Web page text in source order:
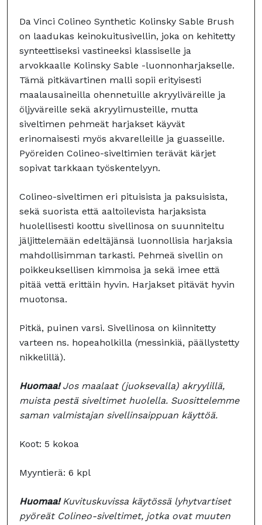
Da Vinci Colineo Synthetic Kolinsky Sable Brush
on laadukas keinokuitusivellin, joka on kehitetty
synteettiseksi vastineeksi klassiselle ja
arvokkaalle Kolinsky Sable -luonnonharjakselle.
Tämä pitkävartinen malli sopii erityisesti
maalausaineilla ohennetuille akryyliväreille ja
öljyväreille sekä akryylimusteille, mutta
siveltimen pehmeät harjakset käyvät
erinomaisesti myös akvarelleille ja guasseille.
Pyöreiden Colineo-siveltimien terävät kärjet
sopivat tarkkaan työskentelyyn.
Colineo-siveltimen eri pituisista ja paksuisista,
sekä suorista että aaltoilevista harjaksista
huolellisesti koottu sivellinosa on suunniteltu
jäljittelemään edeltäjänsä luonnollisia harjaksia
mahdollisimman tarkasti. Pehmeä sivellin on
poikkeuksellisen kimmoisa ja sekä imee että
pitää vettä erittäin hyvin. Harjakset pitävät hyvin
muotonsa.
Pitkä, puinen varsi. Sivellinosa on kiinnitetty
varteen ns. hopeaholkilla (messinkiä, päällystetty
nikkelillä).
Huomaa!Jos maalaat (juoksevalla) akryylillä,
muista pestä siveltimet huolella. Suosittelemme
saman valmistajan sivellinsaippuan käyttöä.
Koot: 5 kokoa
Myyntierä: 6 kpl
Huomaa!Kuvituskuvissa käytössä lyhytvartiset
pyöreät Colineo-siveltimet, jotka ovat muuten